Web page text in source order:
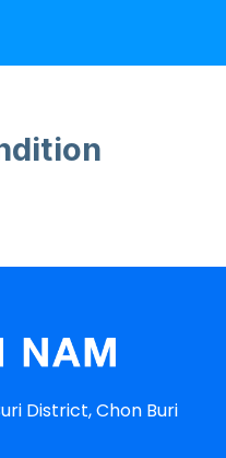
District, Chon Buri